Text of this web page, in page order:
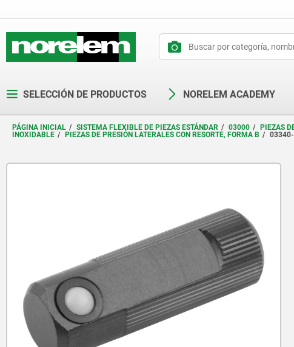
SELECCIÓN DE PRODUCTOS NORELEM ACADEMY
PÁGINA INICIAL SISTEMA FLEXIBLE DE PIEZAS ESTÁNDAR 03000 PIEZAS
INOXIDABLE
PIEZAS DE PRESIÓN LATERALES CON RESORTE, FORMA B